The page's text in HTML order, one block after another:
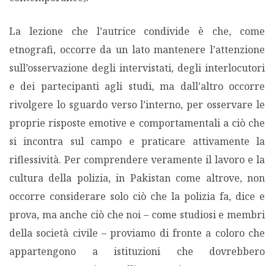
La lezione che l’autrice condivide è che, come
etnografi, occorre da un lato mantenere l’attenzione
sull’osservazione degli intervistati, degli interlocutori
e dei partecipanti agli studi, ma dall’altro occorre
rivolgere lo sguardo verso l’interno, per osservare le
proprie risposte emotive e comportamentali a ciò che
si incontra sul campo e praticare attivamente la
riflessività. Per comprendere veramente il lavoro e la
cultura della polizia, in Pakistan come altrove, non
occorre considerare solo ciò che la polizia fa, dice e
prova, ma anche ciò che noi – come studiosi e membri
della società civile – proviamo di fronte a coloro che
appartengono a istituzioni che dovrebbero